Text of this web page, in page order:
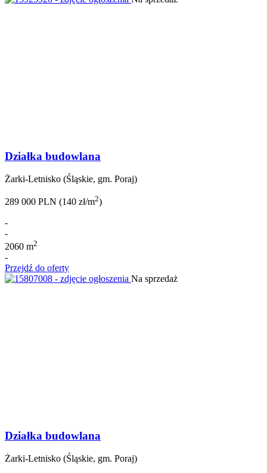
Działka budowlana
Żarki-Letnisko (Śląskie, gm. Poraj)
289 000 PLN (140 zł/m2)
-
-
2060 m2
-
Przejdź do oferty
Na sprzedaż
Działka budowlana
Żarki-Letnisko (Śląskie, gm. Poraj)